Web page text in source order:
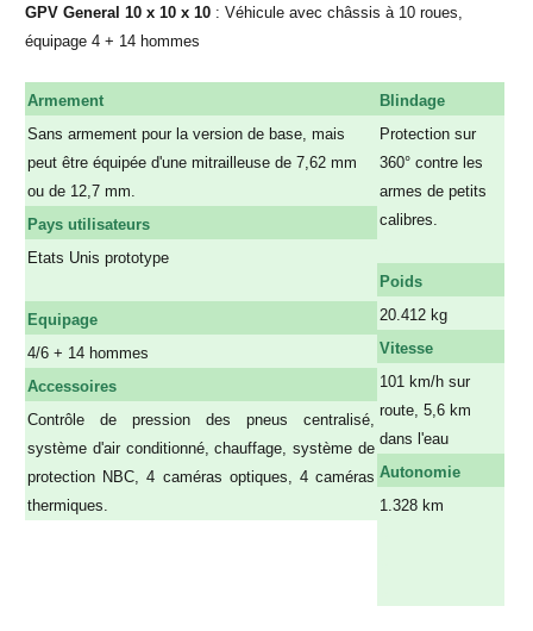
GPV General 10 x 10 x 10 : Véhicule avec châssis à 10 roues,
équipage 4 + 14 hommes
Armement
Sans armement pour la version de base, mais
peut être équipée d'une mitrailleuse de 7,62 mm
ou de 12,7 mm.
Pays utilisateurs
Etats Unis prototype
Equipage
4/6 + 14 hommes
Accessoires
Contrôle de pression des pneus centralisé,
système d'air conditionné, chauffage, système de
protection NBC, 4 caméras optiques, 4 caméras
thermiques.
Blindage
Protection sur
360° contre les
armes de petits
calibres.
Poids
20.412 kg
Vitesse
101 km/h sur
route, 5,6 km
dans l'eau
Autonomie
1.328 km